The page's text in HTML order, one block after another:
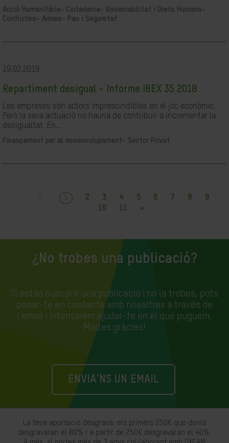
Acció Humanitària-
Ciutadania- Governabilitat i Drets Humans-
Conflictes- Armes- Pau i Seguretat
19.02.2019
Repartiment desigual - Informe IBEX 35 2018
Les empreses són actors imprescindibles en el joc econòmic.
Però la seva actuació no hauria de contribuir a incrementar la
desigualtat. En...
Finançament per al desenvolupament- Sector Privat
« 1 2 3 4 5 6 7 8
9
10
11 »
¿No trobes una publicació?
Si estàs buscant una publicació i no la trobes, pots
posar-te en contacte amb nosaltres a través de
l'email i intentarem ajudar-te en el que puguem.
Moltes gràcies!
ENVIA'NS UN EMAIL
La teva aportació desgrava: els primers 250€ que donis
desgravaran el 80% i a partir de 250€ desgravaran el 40%.